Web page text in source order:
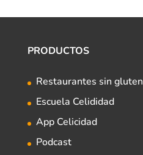
PRODUCTOS
Restaurantes sin gluten
Escuela Celididad
App Celicidad
Podcast